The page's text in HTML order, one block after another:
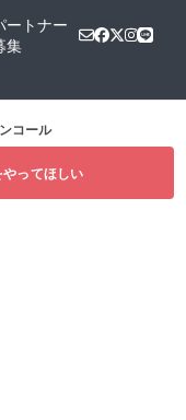
ートナー
集
コール
ってほしい